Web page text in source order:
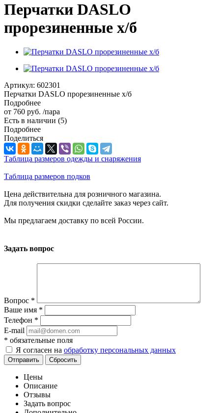
Перчатки DASLO
прорезиненные x/б
Артикул: 602301
Перчатки DASLO прорезиненные x/б
Подробнее
от 760 руб. /пара
Есть в наличии (5)
Подробнее
Поделиться
Таблица размеров одежды и снаряжения
Таблица размеров подков
Цена действительна для розничного магазина.
Для получения скидки сделайте заказ через сайт.
Мы предлагаем доставку по всей России.
Задать вопрос
Вопрос *
Ваше имя *
Телефон *
E-mail
* обязательные поля
Я согласен на обработку персональных данных
Отправить Сбросить
Цены
Описание
Отзывы
Задать вопрос